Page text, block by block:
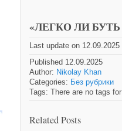
«ЛЕГКО ЛИ
Last update on 12.09.2025
Published 12.09.2025
Author: Nikolay Khan
Categories: Без рубрики
Tags: There are no tags
Related Posts